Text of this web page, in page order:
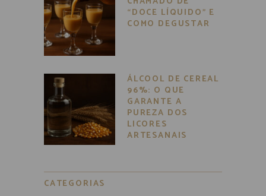
“DOCE LÍQUIDO” E
COMO DEGUSTAR
ÁLCOOL DE CEREAL
96%: O QUE
GARANTE A
PUREZA DOS
LICORES
ARTESANAIS
CATEGORIAS